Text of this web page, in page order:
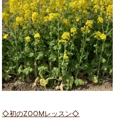
◇初のZOOMレッスン◇